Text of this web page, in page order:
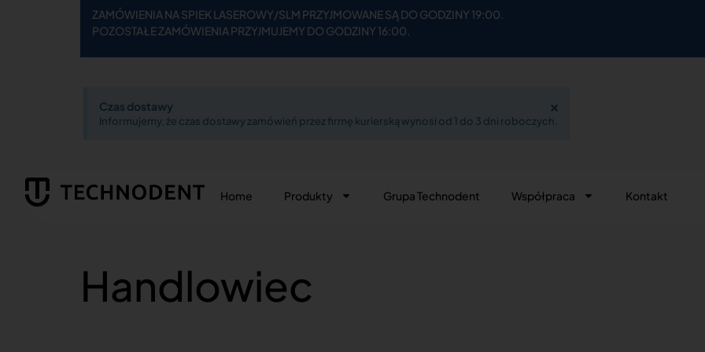
ZAMÓWIENIA NA SPIEK LASEROWY/SLM PRZYJMOWANE SĄ DO GODZINY 19:00.
POZOSTAŁE ZAMÓWIENIA PRZYJMUJEMY DO GODZINY 16:00.
Czas dostawy
Informujemy, że czas dostawy zamówień przez firmę kurierską wynosi od 1 do 3 dni roboczych.
×
Home Produkty Grupa Technodent Współpraca Kontakt
Handlowiec